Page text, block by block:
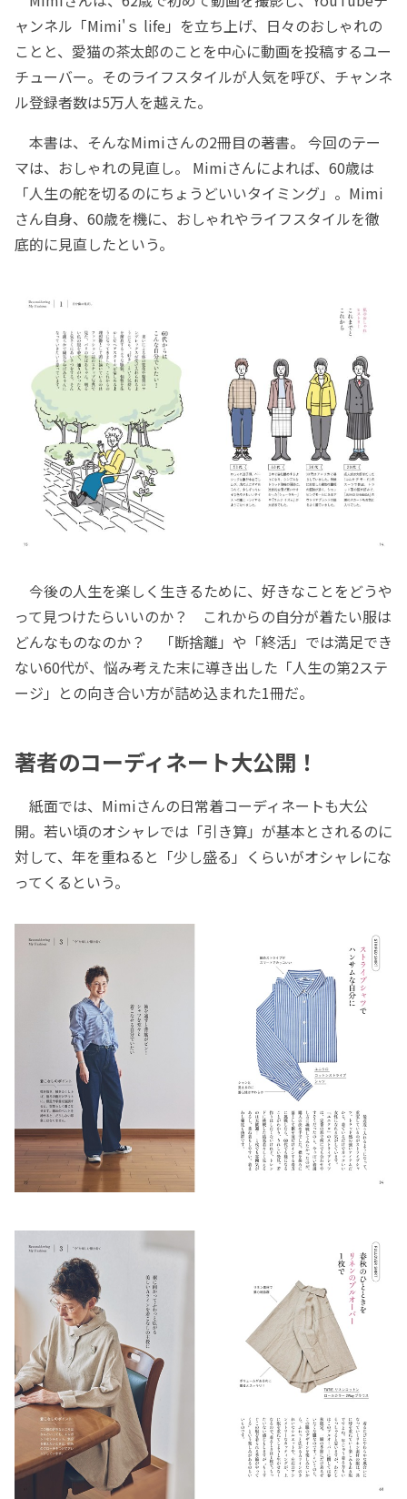
ャンネル「Mimi'ｓ life」を立ち上げ、日々のおしゃれの
ことと、愛猫の茶太郎のことを中心に動画を投稿するユー
チューバー。そのライフスタイルが人気を呼び、チャンネ
ル登録者数は5万人を越えた。
本書は、そんなMimiさんの2冊目の著書。 今回のテー
マは、おしゃれの見直し。 Mimiさんによれば、60歳は
「人生の舵を切るのにちょうどいいタイミング」。Mimi
さん自身、60歳を機に、おしゃれやライフスタイルを徹
底的に見直したという。
今後の人生を楽しく生きるために、好きなことをどうや
って見つけたらいいのか？ これからの自分が着たい服は
どんなものなのか？ 「断捨離」や「終活」では満足でき
ない60代が、悩み考えた末に導き出した「人生の第2ステ
ージ」との向き合い方が詰め込まれた1冊だ。
著者のコーディネート大公開！
紙面では、Mimiさんの日常着コーディネートも大公
開。若い頃のオシャレでは「引き算」が基本とされるのに
対して、年を重ねると「少し盛る」くらいがオシャレにな
ってくるという。